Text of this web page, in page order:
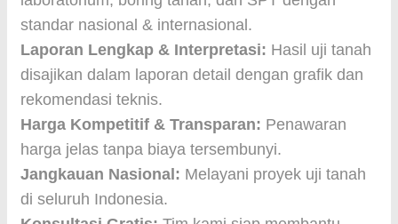
standar nasional & internasional.
Laporan Lengkap & Interpretasi: Hasil uji tanah
disajikan dalam laporan detail dengan grafik dan
rekomendasi teknis.
Harga Kompetitif & Transparan: Penawaran
harga jelas tanpa biaya tersembunyi.
Jangkauan Nasional: Melayani proyek uji tanah
di seluruh Indonesia.